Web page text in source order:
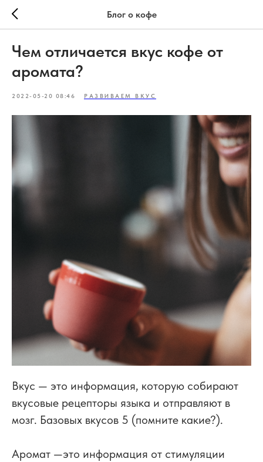
Блог о кофе
Чем отличается вкус кофе от
аромата?
2022-05-20 08:46 РАЗВИВАЕМ ВКУС
Вкус — это информация, которую собирают
вкусовые рецепторы языка и отправляют в
мозг. Базовых вкусов 5 (помните какие?).
Аромат —это информация от стимуляции